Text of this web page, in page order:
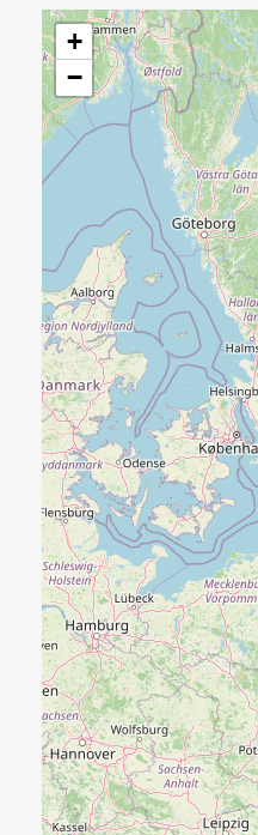
+
−